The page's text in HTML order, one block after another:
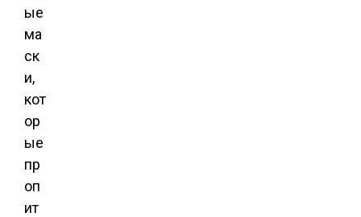
ые
ма
ск
и,
кот
ор
ые
пр
оп
ит